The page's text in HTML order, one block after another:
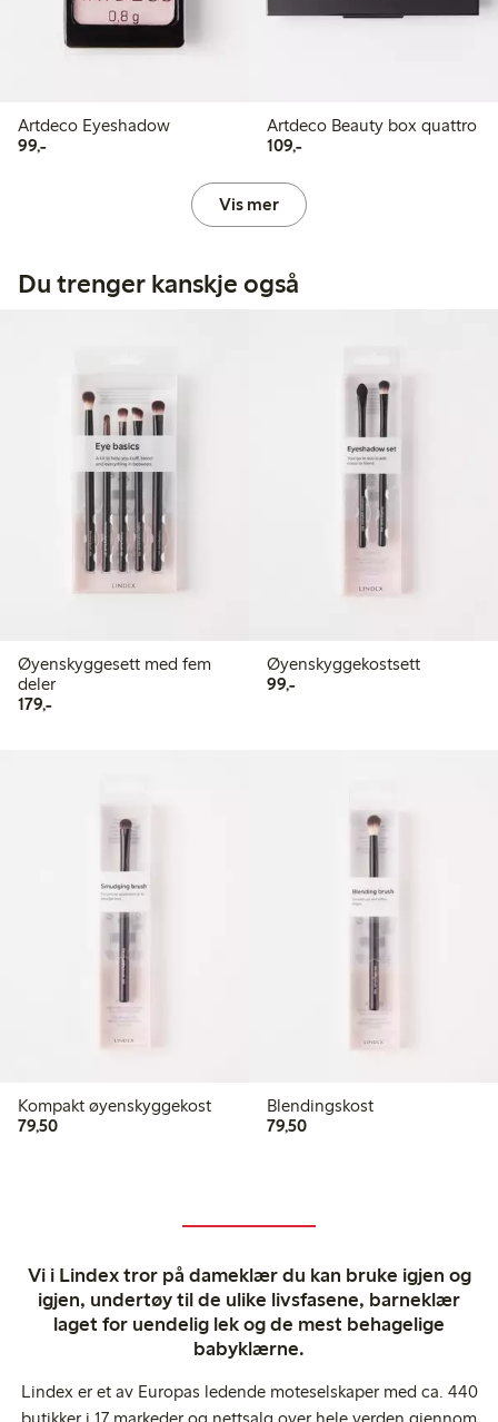
Artdeco Eyeshadow
99,-99,00 kr
Artdeco Beauty box quattro
109,-109,00 kr
Vis mer
Du trenger kanskje også
Øyenskyggesett med fem
deler
179,-179,00 kr
Øyenskyggekostsett
99,-99,00 kr
Kompakt øyenskyggekost
79,5079,50 kr
Blendingskost
79,5079,50 kr
Vi i Lindex tror på dameklær du kan bruke igjen og
igjen, undertøy til de ulike livsfasene, barneklær
laget for uendelig lek og de mest behagelige
babyklærne.
Lindex er et av Europas ledende moteselskaper med ca. 440